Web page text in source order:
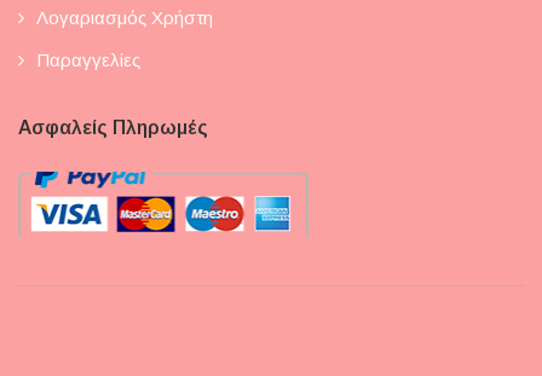
Λογαριασμός Χρήστη
Παραγγελίες
Ασφαλείς Πληρωμές